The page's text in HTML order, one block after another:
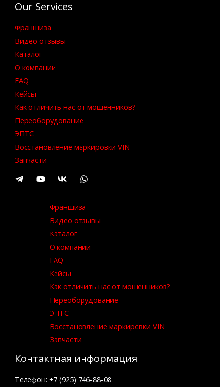
Our Services
Франшиза
Видео отзывы
Каталог
О компании
FAQ
Кейсы
Как отличить нас от мошенников?
Переоборудование
ЭПТС
Восстановление маркировки VIN
Запчасти
Франшиза
Видео отзывы
Каталог
О компании
FAQ
Кейсы
Как отличить нас от мошенников?
Переоборудование
ЭПТС
Восстановление маркировки VIN
Запчасти
Контактная информация
Телефон: +7 (925) 746-88-08